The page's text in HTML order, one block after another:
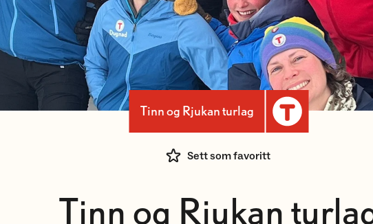
Tinn og Rjukan turlag
Sett som favoritt
Tinn og Rjukan